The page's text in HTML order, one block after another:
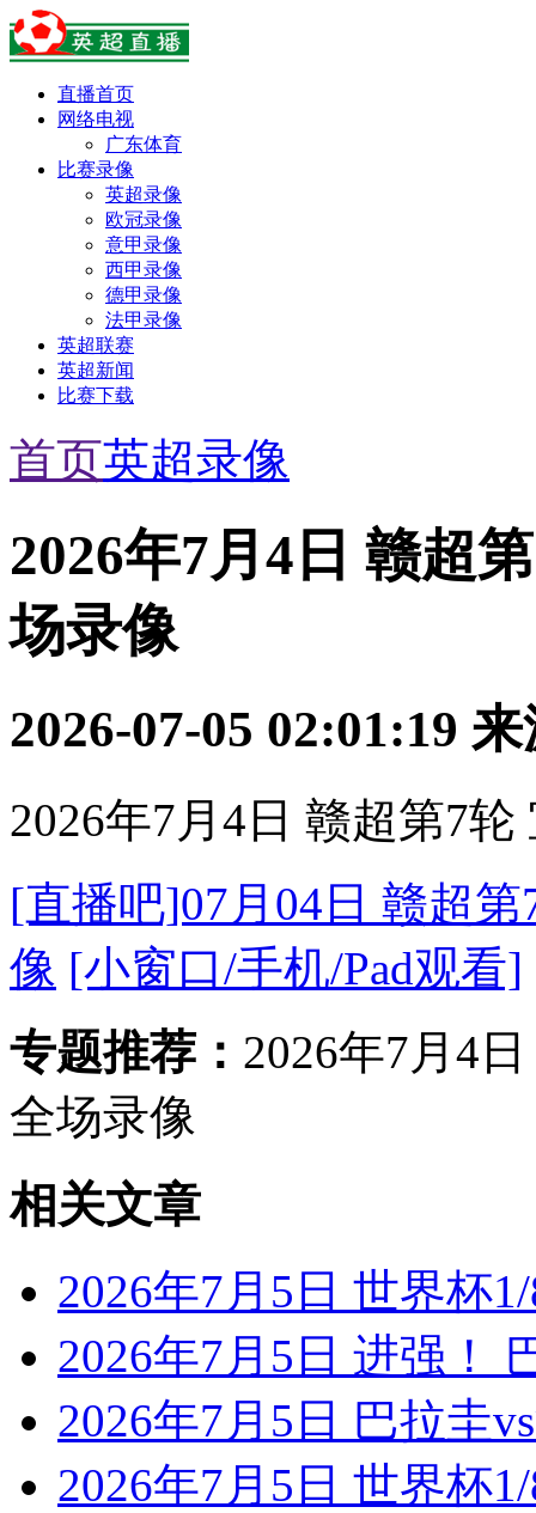
直播首页
网络电视
广东体育
比赛录像
英超录像
欧冠录像
意甲录像
西甲录像
德甲录像
法甲录像
英超联赛
英超新闻
比赛下载
首页英超录像
2026年7月4日 赣超
场录像
2026-07-05 02:01:19 来
2026年7月4日 赣超第7
[直播吧]07月04日 赣超
像 [小窗口/手机/Pad观看]
专题推荐： 2026年7月4
全场录像
相关文章
2026年7月5日 世界杯
2026年7月5日 进强！
2026年7月5日 巴拉圭
2026年7月5日 世界杯